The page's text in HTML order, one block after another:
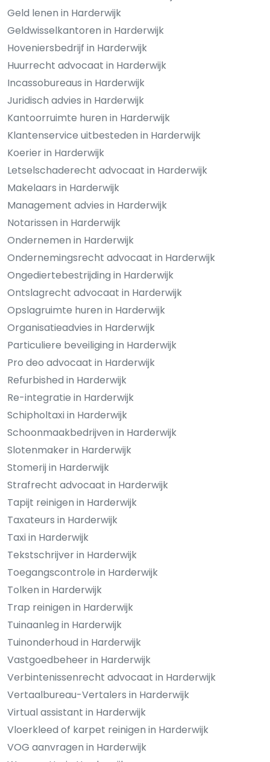
Geld lenen in Harderwijk
Geldwisselkantoren in Harderwijk
Hoveniersbedrijf in Harderwijk
Huurrecht advocaat in Harderwijk
Incassobureaus in Harderwijk
Juridisch advies in Harderwijk
Kantoorruimte huren in Harderwijk
Klantenservice uitbesteden in Harderwijk
Koerier in Harderwijk
Letselschaderecht advocaat in Harderwijk
Makelaars in Harderwijk
Management advies in Harderwijk
Notarissen in Harderwijk
Ondernemen in Harderwijk
Ondernemingsrecht advocaat in Harderwijk
Ongediertebestrijding in Harderwijk
Ontslagrecht advocaat in Harderwijk
Opslagruimte huren in Harderwijk
Organisatieadvies in Harderwijk
Particuliere beveiliging in Harderwijk
Pro deo advocaat in Harderwijk
Refurbished in Harderwijk
Re-integratie in Harderwijk
Schipholtaxi in Harderwijk
Schoonmaakbedrijven in Harderwijk
Slotenmaker in Harderwijk
Stomerij in Harderwijk
Strafrecht advocaat in Harderwijk
Tapijt reinigen in Harderwijk
Taxateurs in Harderwijk
Taxi in Harderwijk
Tekstschrijver in Harderwijk
Toegangscontrole in Harderwijk
Tolken in Harderwijk
Trap reinigen in Harderwijk
Tuinaanleg in Harderwijk
Tuinonderhoud in Harderwijk
Vastgoedbeheer in Harderwijk
Verbintenissenrecht advocaat in Harderwijk
Vertaalbureau-Vertalers in Harderwijk
Virtual assistant in Harderwijk
Vloerkleed of karpet reinigen in Harderwijk
VOG aanvragen in Harderwijk